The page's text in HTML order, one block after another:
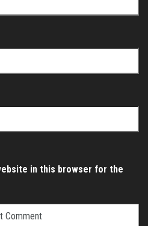
in this browser for the